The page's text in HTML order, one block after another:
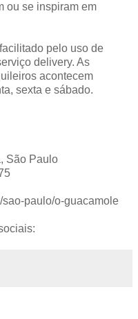
ou se inspiram em
pelo uso de
delivery. As
acontecem
sexta e sábado.
São Paulo
sao-paulo/o-guacamole